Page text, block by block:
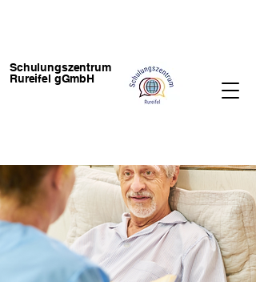
Schulungszentrum
Rureifel gGmbH